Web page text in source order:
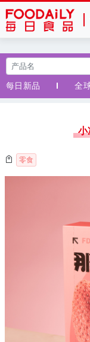
每日新品
全
小
零食